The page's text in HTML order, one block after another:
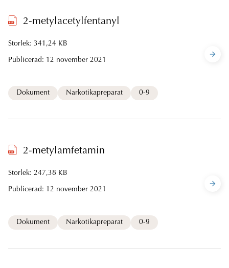
2-metylacetylfentanyl
Storlek: 341,24 KB
Publicerad: 12 november 2021
Dokument Narkotikapreparat 0-9
2-metylamfetamin
Storlek: 247,38 KB
Publicerad: 12 november 2021
Dokument Narkotikapreparat 0-9